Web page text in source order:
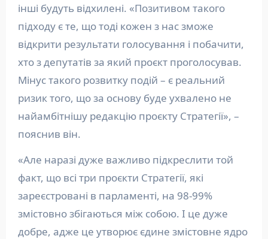
інші будуть відхилені. «Позитивом такого
підходу є те, що тоді кожен з нас зможе
відкрити результати голосування і побачити,
хто з депутатів за який проєкт проголосував.
Мінус такого розвитку подій – є реальний
ризик того, що за основу буде ухвалено не
найамбітнішу редакцію проєкту Стратегії», –
пояснив він.
«Але наразі дуже важливо підкреслити той
факт, що всі три проєкти Стратегії, які
зареєстровані в парламенті, на 98-99%
змістовно збігаються між собою. І це дуже
добре, адже це утворює єдине змістовне ядро